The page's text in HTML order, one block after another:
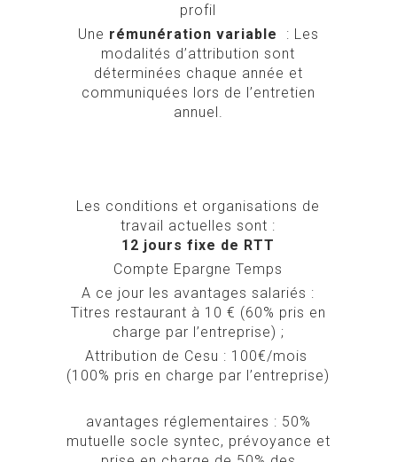
profil
Une rémunération variable : Les
modalités d’attribution sont
déterminées chaque année et
communiquées lors de l’entretien
annuel.
Les conditions et organisations de
travail actuelles sont :
12 jours fixe de RTT
Compte Epargne Temps
A ce jour les avantages salariés :
Titres restaurant à 10 € (60% pris en
charge par l’entreprise) ;
Attribution de Cesu : 100€/mois
(100% pris en charge par l’entreprise)
avantages réglementaires : 50%
mutuelle socle syntec, prévoyance et